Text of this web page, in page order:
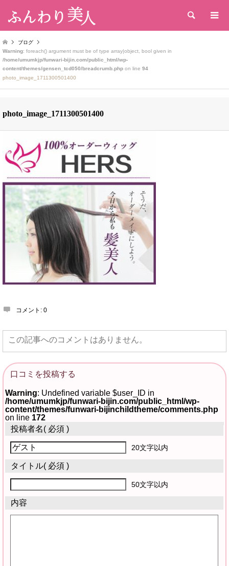
検索
ブログ
Warning: foreach() argument must be of type array|object, bool given in
/home/umumkjp/funwari-bijin.com/public_html/wp-
content/themes/gensen_tcd050/breadcrumb.php on line 94
photo_image_1711300501400
photo_image_1711300501400
コメント: 0
この記事へのコメントはありません。
口コミを投稿する
Warning : Undefined variable $user_ID in
/home/umumkjp/funwari-bijin.com/public_html/wp-
content/themes/funwari-bijinchildtheme/comments.php
on line 172
投稿者名( 必須 )
20文字以内
タイトル( 必須 )
50文字以内
内容